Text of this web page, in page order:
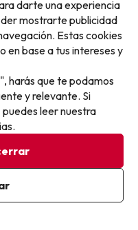
,muy limpio y en
cada día lanzamos
mejor y pagar
te escape.
de acuerdo con la
darte una experiencia
mostrarte publicidad
Estas cookies
en base a tus intereses y
harás que te podamos
y relevante. Si
leer nuestra